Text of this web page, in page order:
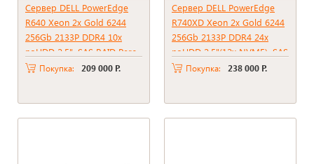
Сервер DELL PowerEdge
R640 Xeon 2x Gold 6244
256Gb 2133P DDR4 10x
noHDD 2.5", SAS RAID Perc
H730 mini, 2*PSU 750W
Покупка: 209 000 Р.
Сервер DELL PowerEdge
R740XD Xeon 2x Gold 6244
256Gb 2133P DDR4 24x
noHDD 2.5"(12x NVME), SAS
RAID Perc H730p, 2Gb,
Покупка: 238 000 Р.